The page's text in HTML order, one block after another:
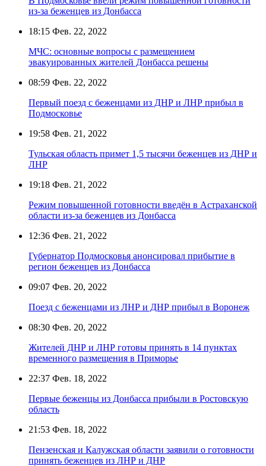
из-за беженцев из Донбасса
18:15 Фев. 22, 2022
МЧС: основные вопросы с размещением
эвакуированных жителей Донбасса решены
08:59 Фев. 22, 2022
Первый поезд с беженцами из ДНР и ЛНР прибыл в
Подмосковье
19:58 Фев. 21, 2022
Тульская область примет 1,5 тысячи беженцев из ДНР и
ЛНР
19:18 Фев. 21, 2022
Режим повышенной готовности введён в Астраханской
области из-за беженцев из Донбасса
12:36 Фев. 21, 2022
Губернатор Подмосковья анонсировал прибытие в
регион беженцев из Донбасса
09:07 Фев. 20, 2022
Поезд с беженцами из ЛНР и ДНР прибыл в Воронеж
08:30 Фев. 20, 2022
Жителей ДНР и ЛНР готовы принять в 14 пунктах
временного размещения в Приморье
22:37 Фев. 18, 2022
Первые беженцы из Донбасса прибыли в Ростовскую
область
21:53 Фев. 18, 2022
Пензенская и Калужская области заявили о готовности
принять беженцев из ЛНР и ДНР